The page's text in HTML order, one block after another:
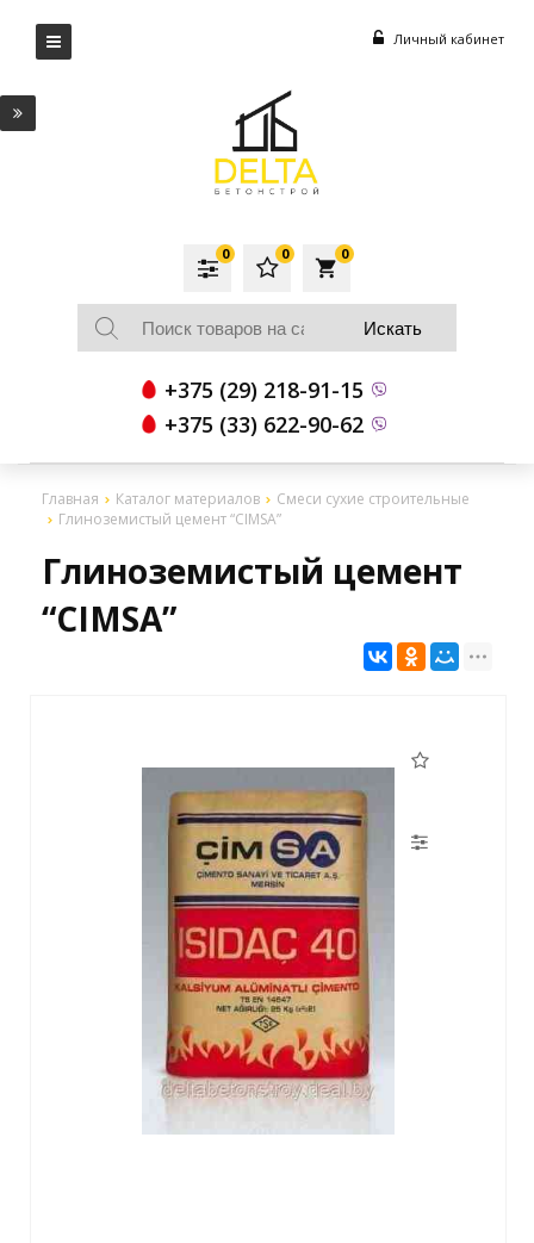
Личный кабинет
local_grocery_store
0
0
0
+375 (29) 218-91-15
+375 (33) 622-90-62
Главная Каталог материалов
Смеси сухие строительные
Глиноземистый цемент “CIMSA”
Глиноземистый цемент
“CIMSA”